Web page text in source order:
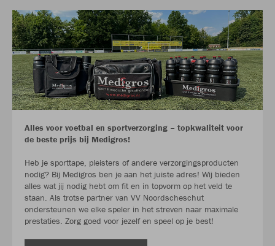
Alles voor voetbal en sportverzorging – topkwaliteit voor
de beste prijs bij Medigros!
Heb je sporttape, pleisters of andere verzorgingsproducten
nodig? Bij Medigros ben je aan het juiste adres! Wij bieden
alles wat jij nodig hebt om fit en in topvorm op het veld te
staan. Als trotse partner van VV Noordscheschut
ondersteunen we elke speler in het streven naar maximale
prestaties. Zorg goed voor jezelf en speel op je best!